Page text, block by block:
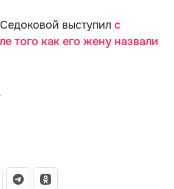
выступил с
того как его жену назвали